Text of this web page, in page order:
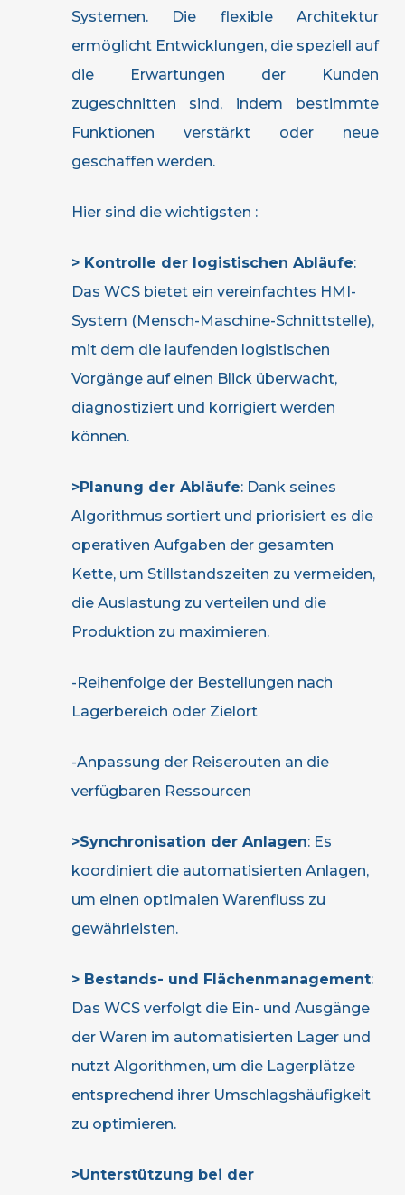
Systemen. Die flexible Architektur
ermöglicht Entwicklungen, die speziell auf
die Erwartungen der Kunden
zugeschnitten sind, indem bestimmte
Funktionen verstärkt oder neue
geschaffen werden.
Hier sind die wichtigsten :
> Kontrolle der logistischen Abläufe:
Das WCS bietet ein vereinfachtes HMI-
System (Mensch-Maschine-Schnittstelle),
mit dem die laufenden logistischen
Vorgänge auf einen Blick überwacht,
diagnostiziert und korrigiert werden
können.
>Planung der Abläufe: Dank seines
Algorithmus sortiert und priorisiert es die
operativen Aufgaben der gesamten
Kette, um Stillstandszeiten zu vermeiden,
die Auslastung zu verteilen und die
Produktion zu maximieren.
-Reihenfolge der Bestellungen nach
Lagerbereich oder Zielort
-Anpassung der Reiserouten an die
verfügbaren Ressourcen
>Synchronisation der Anlagen: Es
koordiniert die automatisierten Anlagen,
um einen optimalen Warenfluss zu
gewährleisten.
> Bestands- und Flächenmanagement:
Das WCS verfolgt die Ein- und Ausgänge
der Waren im automatisierten Lager und
nutzt Algorithmen, um die Lagerplätze
entsprechend ihrer Umschlagshäufigkeit
zu optimieren.
>Unterstützung bei der